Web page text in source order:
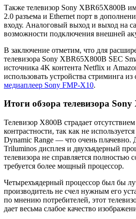
Также телевизор Sony XBR65X800B
2.0 разъема и Ethernet порт в
входу. Аналоговый выход и выход на
возможности подключения внешней
В заключение отметим, что для
телевизора Sony XBR65X800B SEC
источника 4K контента Netflix и
использовать устройства стриминга из
медиаплеер Sony FMP-X10.
Итоги обзора телевизора
Телевизор X800B страдает
контрастности, так как не
Dynamic Range — что очень плачевно.
Triluminos дисплея и двухъядерный
телевизора не справляется полностью
требуется более мощный процессор.
Четырехъядерный процессор был бы
производитель не счел нужным его
по мнению потребителей, этот
дает весьма слабое качество